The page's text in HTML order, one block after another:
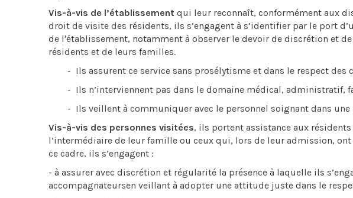
Vis-à-vis de l’établissement qui leur reconnaît, conformément aux
droit de visite des résidents, ils s’engagent à s’identifier par le port
de l'établissement, notamment à observer le devoir de discrétion et
résidents et de leurs familles.
- Ils assurent ce service sans prosélytisme et dans le respect des
- Ils n’interviennent pas dans le domaine médical, administratif,
- Ils veillent à communiquer avec le personnel soignant dans une
Vis-à-vis des personnes visitées, ils portent assistance aux
l’intermédiaire de leur famille ou ceux qui, lors de leur admission,
ce cadre, ils s’engagent :
- à assurer avec discrétion et régularité la présence à laquelle ils
accompagnateursen veillant à adopter une attitude juste dans le